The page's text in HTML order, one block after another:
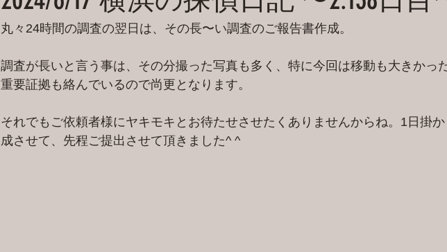
丸々24時間の調査の翌日は、その長〜い調査のご報告書作成。
調査が長いと言う事は、その分撮った写真も多く、特に今回は移動も大きかっ
重要証拠も絡んでいるので尚更となります。
それでもご依頼者様にヤキモキとお待たせさせたくありませんからね。1日掛
成させて、先程ご提出させて頂きました^ ^